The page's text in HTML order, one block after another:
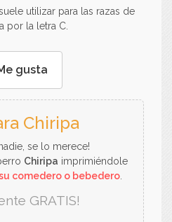
utilizar para las razas de
por la letra C.
gusta
Chiripa
se lo merece!
Chiripa imprimiéndole
comedero o bebedero.
GRATIS!